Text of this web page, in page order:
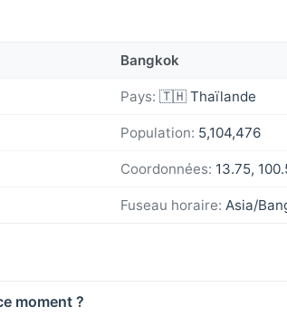
Bangkok
Pays: 🇹🇭 Thaïlande
Population: 5,104,476
Coordonnées: 13.75,
Fuseau horaire: Asia/
moment ?